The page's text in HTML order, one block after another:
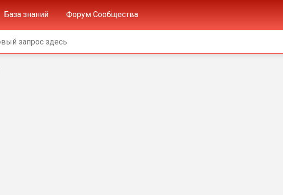
База знаний Форум Сообщества